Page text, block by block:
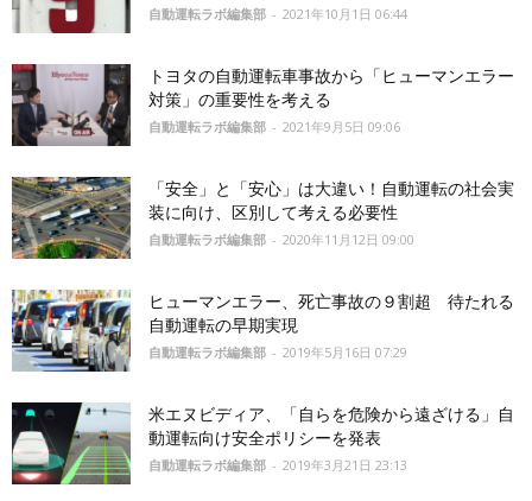
自動運転ラボ編集部 - 2021年10月1日 06:44
トヨタの自動運転車事故から「ヒューマンエラー
対策」の重要性を考える
自動運転ラボ編集部 - 2021年9月5日 09:06
「安全」と「安心」は大違い！自動運転の社会実
装に向け、区別して考える必要性
自動運転ラボ編集部 - 2020年11月12日 09:00
ヒューマンエラー、死亡事故の９割超 待たれる
自動運転の早期実現
自動運転ラボ編集部 - 2019年5月16日 07:29
米エヌビディア、「自らを危険から遠ざける」自
動運転向け安全ポリシーを発表
自動運転ラボ編集部 - 2019年3月21日 23:13